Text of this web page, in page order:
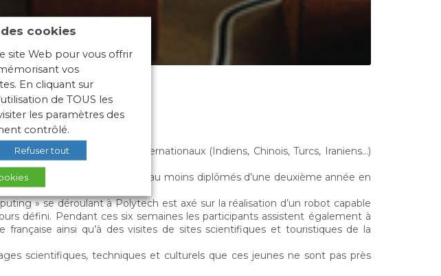
douze étudiants internationaux (Indiens, Chinois, Turcs, Iraniens…)
l’Université Grenoble 1.
parler anglais et être au moins diplômés d’une deuxième année en
» se déroulant à Polytech est axé sur la réalisation d’un robot capable
défini. Pendant ces six semaines les participants assistent également à
française ainsi qu’à des visites de sites scientifiques et touristiques de la
scientifiques, techniques et culturels que ces jeunes ne sont pas près
cookies
site Web pour vous offrir
vos
En cliquant sur
de TOUS les
les paramètres des
contrôlé.
Refuser tout